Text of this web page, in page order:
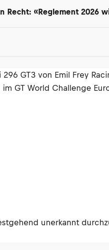
Recht: «Reglement 2026
GT3 von Emil Frey
GT World Challenge
unerkannt